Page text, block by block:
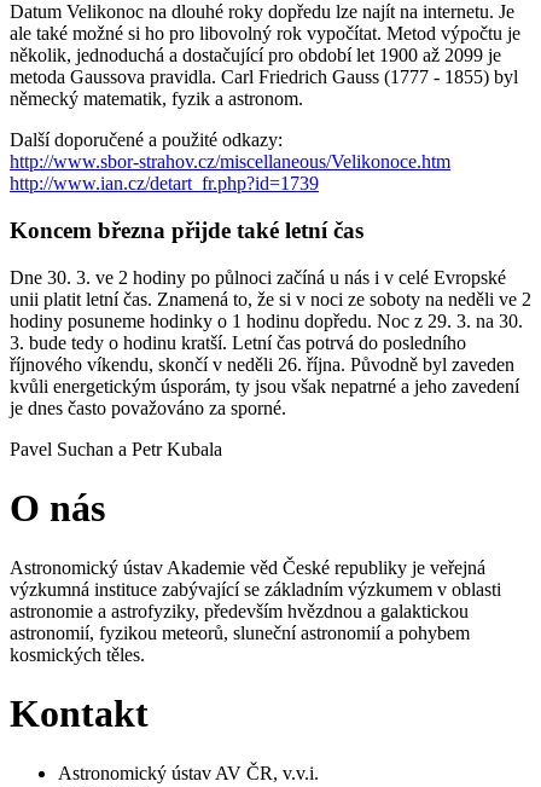
Datum Velikonoc na dlouhé roky dopředu lze najít na internetu. Je
ale také možné si ho pro libovolný rok vypočítat. Metod výpočtu je
několik, jednoduchá a dostačující pro období let 1900 až 2099 je
metoda Gaussova pravidla. Carl Friedrich Gauss (1777 - 1855) byl
německý matematik, fyzik a astronom.
Další doporučené a použité odkazy:
http://www.sbor-strahov.cz/miscellaneous/Velikonoce.htm
http://www.ian.cz/detart_fr.php?id=1739
Koncem března přijde také letní čas
Dne 30. 3. ve 2 hodiny po půlnoci začíná u nás i v celé Evropské
unii platit letní čas. Znamená to, že si v noci ze soboty na neděli ve 2
hodiny posuneme hodinky o 1 hodinu dopředu. Noc z 29. 3. na 30.
3. bude tedy o hodinu kratší. Letní čas potrvá do posledního
říjnového víkendu, skončí v neděli 26. října. Původně byl zaveden
kvůli energetickým úsporám, ty jsou však nepatrné a jeho zavedení
je dnes často považováno za sporné.
Pavel Suchan a Petr Kubala
O nás
Astronomický ústav Akademie věd České republiky je veřejná
výzkumná instituce zabývající se základním výzkumem v oblasti
astronomie a astrofyziky, především hvězdnou a galaktickou
astronomií, fyzikou meteorů, sluneční astronomií a pohybem
kosmických těles.
Kontakt
Astronomický ústav AV ČR, v.v.i.